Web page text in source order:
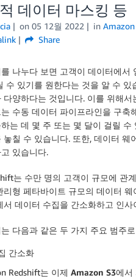
데이터 마스킹 등
on 05 12월 2022 in
Share
나누다 보면 고객이 데이터에
수 있기를 원한다는 것을 알 수
다양하다는 것입니다. 이를 위해
수동 데이터 파이프라인을 구
는 데 몇 주 또는 몇 달이 걸릴
놓칠 수 있습니다. 또한, 데이터
있습니다.
는 수만 명의 고객이 규모에 관
리형 페타바이트 규모의 데이터
서 데이터 수집을 간소화하고 인
다음과 같은 두 가지 주요 범주
간소화
Redshift는 이제 Amazon S3에서